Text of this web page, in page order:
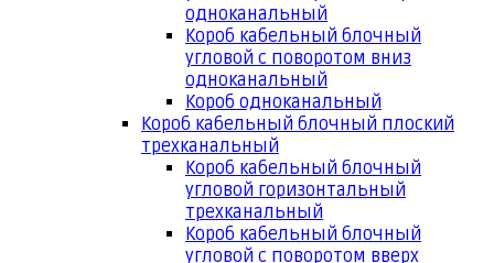
одноканальный
Короб кабельный блочный
угловой с поворотом вниз
одноканальный
Короб одноканальный
Короб кабельный блочный плоский
трехканальный
Короб кабельный блочный
угловой горизонтальный
трехканальный
Короб кабельный блочный
угловой с поворотом вверх